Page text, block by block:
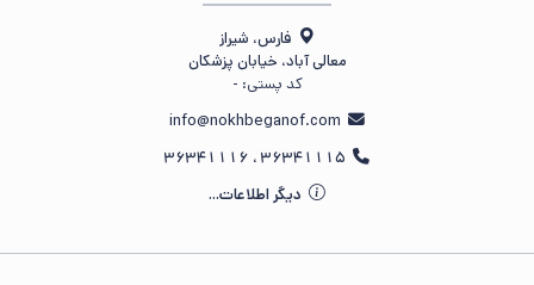
فارس، شیراز
معالی آباد، خیابان پزشکان
کد پستی: -
info@nokhbeganof.com
36341115 ، 36341116
دیگر اطلاعات...